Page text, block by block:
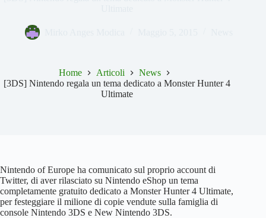
Home Articoli
News
[3DS] Nintendo regala un tema dedicato a Monster Hunter 4
Ultimate
Nintendo of Europe ha comunicato sul proprio account di
Twitter, di aver rilasciato su Nintendo eShop un tema
completamente gratuito dedicato a Monster Hunter 4 Ultimate,
per festeggiare il milione di copie vendute sulla famiglia di
console Nintendo 3DS e New Nintendo 3DS.